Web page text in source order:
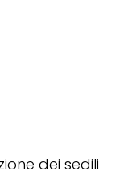
dei sedili